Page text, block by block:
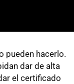
pueden hacerlo.
dar de alta
el certificado